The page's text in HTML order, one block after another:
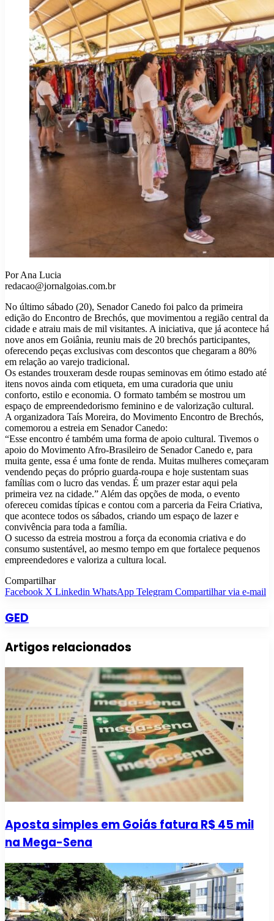
Por Ana Lucia
redacao@jornalgoias.com.br
No último sábado (20), Senador Canedo foi palco da primeira
edição do Encontro de Brechós, que movimentou a região central da
cidade e atraiu mais de mil visitantes. A iniciativa, que já acontece há
nove anos em Goiânia, reuniu mais de 20 brechós participantes,
oferecendo peças exclusivas com descontos que chegaram a 80%
em relação ao varejo tradicional.
Os estandes trouxeram desde roupas seminovas em ótimo estado até
itens novos ainda com etiqueta, em uma curadoria que uniu
conforto, estilo e economia. O formato também se mostrou um
espaço de empreendedorismo feminino e de valorização cultural.
A organizadora Taís Moreira, do Movimento Encontro de Brechós,
comemorou a estreia em Senador Canedo:
“Esse encontro é também uma forma de apoio cultural. Tivemos o
apoio do Movimento Afro-Brasileiro de Senador Canedo e, para
muita gente, essa é uma fonte de renda. Muitas mulheres começaram
vendendo peças do próprio guarda-roupa e hoje sustentam suas
famílias com o lucro das vendas. É um prazer estar aqui pela
primeira vez na cidade.” Além das opções de moda, o evento
ofereceu comidas típicas e contou com a parceria da Feira Criativa,
que acontece todos os sábados, criando um espaço de lazer e
convivência para toda a família.
O sucesso da estreia mostrou a força da economia criativa e do
consumo sustentável, ao mesmo tempo em que fortalece pequenos
empreendedores e valoriza a cultura local.
Compartilhar
Facebook X Linkedin WhatsApp Telegram Compartilhar via e-mail
GED
Artigos relacionados
Aposta simples em Goiás fatura R$ 45 mil
na Mega-Sena